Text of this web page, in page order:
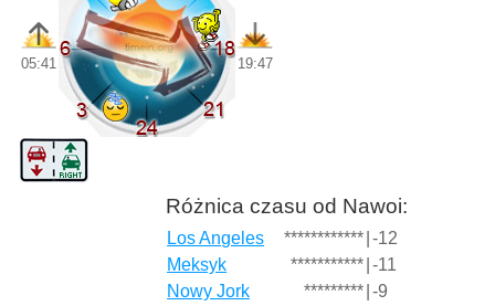
05:41 19:47
Różnica czasu od Nawoi:
Los Angeles ************ -12
Meksyk
*********** -11
Nowy Jork
********* -9